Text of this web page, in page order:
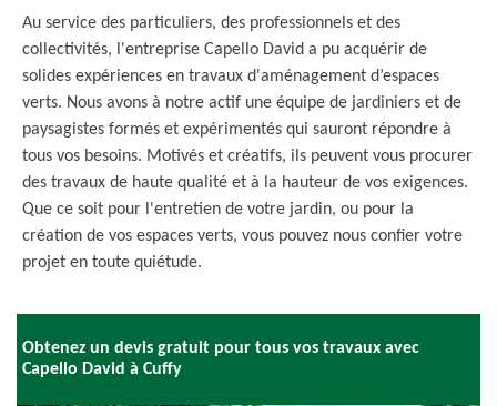
Au service des particuliers, des professionnels et des
collectivités, l'entreprise Capello David a pu acquérir de
solides expériences en travaux d'aménagement d’espaces
verts. Nous avons à notre actif une équipe de jardiniers et de
paysagistes formés et expérimentés qui sauront répondre à
tous vos besoins. Motivés et créatifs, ils peuvent vous procurer
des travaux de haute qualité et à la hauteur de vos exigences.
Que ce soit pour l'entretien de votre jardin, ou pour la
création de vos espaces verts, vous pouvez nous confier votre
projet en toute quiétude.
Obtenez un devis gratuit pour tous vos travaux avec
Capello David à Cuffy